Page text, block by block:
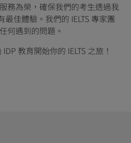
務為榮，確保我們的考生透過我
最佳體驗。我們的 IELTS 專家團
何遇到的問題。
教育開始你的 IELTS 之旅！